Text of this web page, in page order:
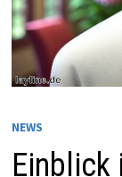
NEWS
Einblick